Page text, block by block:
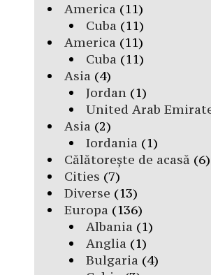
America (11)
Cuba (11)
America (11)
Cuba (11)
Asia (4)
Jordan(1)
United Arab
Asia (2)
Iordania (1)
Călătorește de acasă (6)
Cities (7)
Diverse (13)
Europa (136)
Albania (1)
Anglia (1)
Bulgaria (4)